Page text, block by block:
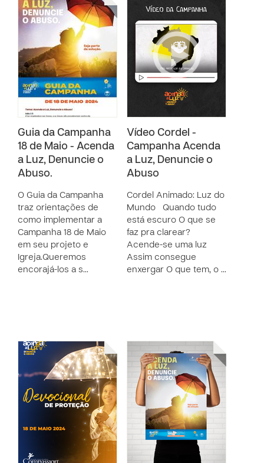
Guia da Campanha
18 de Maio - Acenda
a Luz, Denuncie o
Abuso.
O Guia da Campanha
traz orientações de
como implementar a
Campanha 18 de Maio
em seu projeto e
Igreja.Queremos
encorajá-los a s…
Vídeo Cordel -
Campanha Acenda
a Luz, Denuncie o
Abuso
Cordel Animado: Luz do
Mundo Quando tudo
está escuro O que se
faz pra clarear?
Acende-se uma luz
Assim consegue
enxergar O que tem, o …